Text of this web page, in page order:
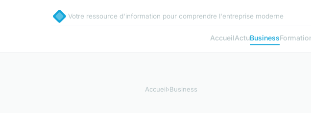
Votre ressource d'information pour comprendre l'entreprise moderne
AccueilActuBusiness
Accueil›Business